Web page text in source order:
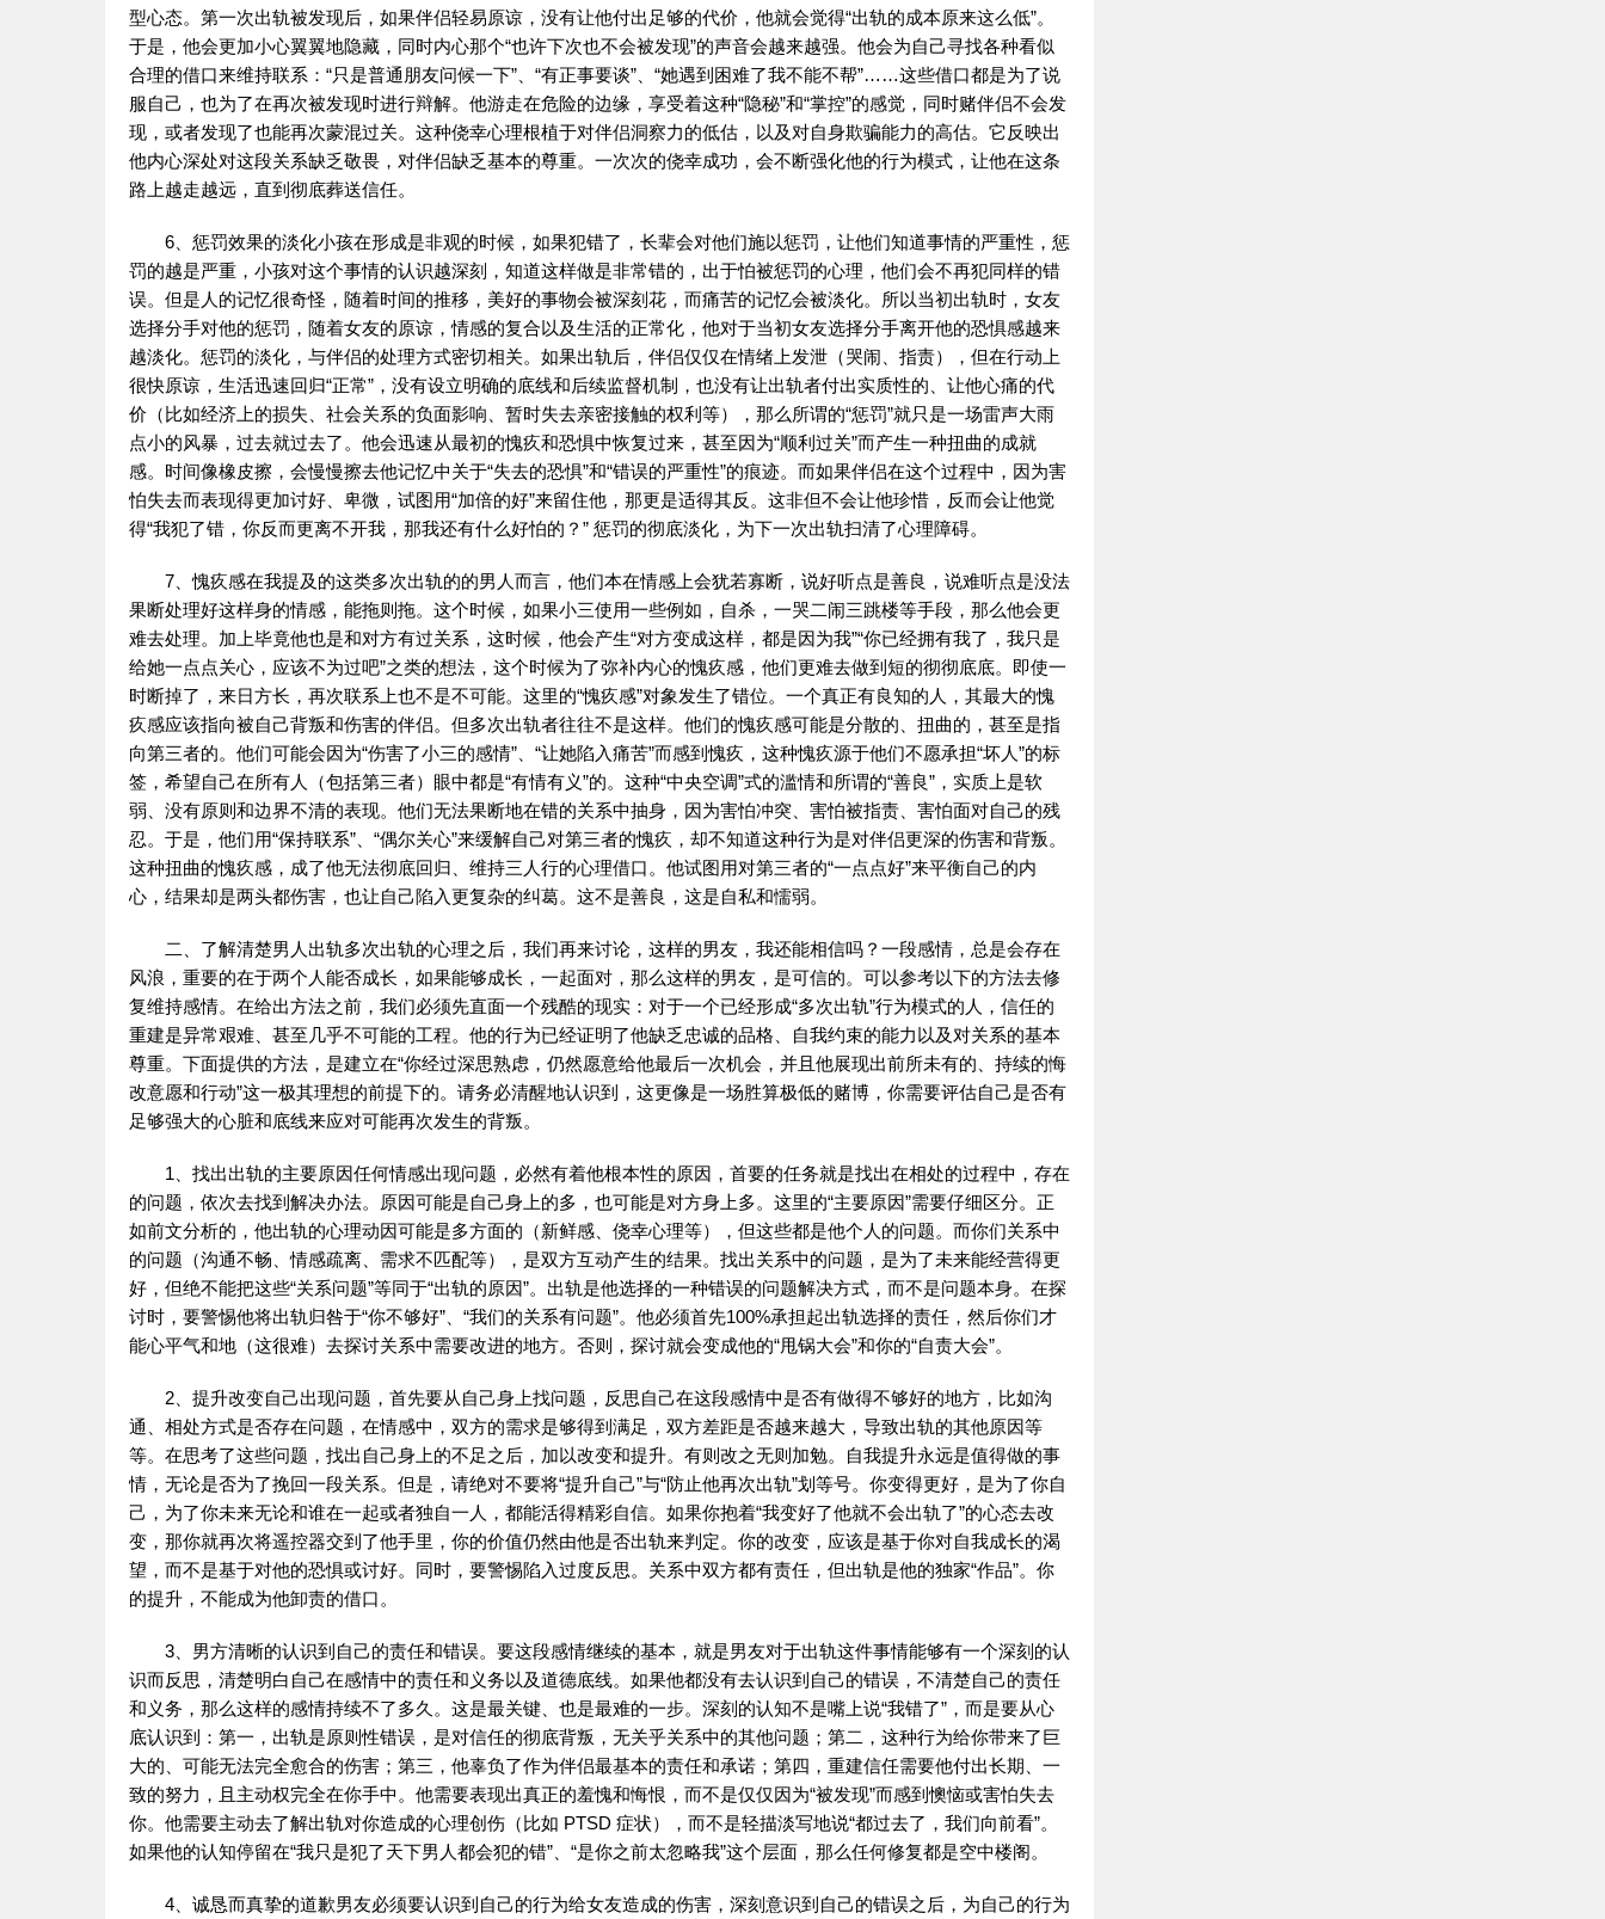
型心态。第一次出轨被发现后，如果伴侣轻易原谅，没有让他付出足够的代价，他就会觉得“出轨的成本原来这么低”。
于是，他会更加小心翼翼地隐藏，同时内心那个“也许下次也不会被发现”的声音会越来越强。他会为自己寻找各种看似
合理的借口来维持联系：“只是普通朋友问候一下”、“有正事要谈”、“她遇到困难了我不能不帮”……这些借口都是为了说
服自己，也为了在再次被发现时进行辩解。他游走在危险的边缘，享受着这种“隐秘”和“掌控”的感觉，同时赌伴侣不会发
现，或者发现了也能再次蒙混过关。这种侥幸心理根植于对伴侣洞察力的低估，以及对自身欺骗能力的高估。它反映出
他内心深处对这段关系缺乏敬畏，对伴侣缺乏基本的尊重。一次次的侥幸成功，会不断强化他的行为模式，让他在这条
路上越走越远，直到彻底葬送信任。
6、惩罚效果的淡化小孩在形成是非观的时候，如果犯错了，长辈会对他们施以惩罚，让他们知道事情的严重性，惩
罚的越是严重，小孩对这个事情的认识越深刻，知道这样做是非常错的，出于怕被惩罚的心理，他们会不再犯同样的错
误。但是人的记忆很奇怪，随着时间的推移，美好的事物会被深刻花，而痛苦的记忆会被淡化。所以当初出轨时，女友
选择分手对他的惩罚，随着女友的原谅，情感的复合以及生活的正常化，他对于当初女友选择分手离开他的恐惧感越来
越淡化。惩罚的淡化，与伴侣的处理方式密切相关。如果出轨后，伴侣仅仅在情绪上发泄（哭闹、指责），但在行动上
很快原谅，生活迅速回归“正常”，没有设立明确的底线和后续监督机制，也没有让出轨者付出实质性的、让他心痛的代
价（比如经济上的损失、社会关系的负面影响、暂时失去亲密接触的权利等），那么所谓的“惩罚”就只是一场雷声大雨
点小的风暴，过去就过去了。他会迅速从最初的愧疚和恐惧中恢复过来，甚至因为“顺利过关”而产生一种扭曲的成就
感。时间像橡皮擦，会慢慢擦去他记忆中关于“失去的恐惧”和“错误的严重性”的痕迹。而如果伴侣在这个过程中，因为害
怕失去而表现得更加讨好、卑微，试图用“加倍的好”来留住他，那更是适得其反。这非但不会让他珍惜，反而会让他觉
得“我犯了错，你反而更离不开我，那我还有什么好怕的？” 惩罚的彻底淡化，为下一次出轨扫清了心理障碍。
7、愧疚感在我提及的这类多次出轨的的男人而言，他们本在情感上会犹若寡断，说好听点是善良，说难听点是没法
果断处理好这样身的情感，能拖则拖。这个时候，如果小三使用一些例如，自杀，一哭二闹三跳楼等手段，那么他会更
难去处理。加上毕竟他也是和对方有过关系，这时候，他会产生“对方变成这样，都是因为我”“你已经拥有我了，我只是
给她一点点关心，应该不为过吧”之类的想法，这个时候为了弥补内心的愧疚感，他们更难去做到短的彻彻底底。即使一
时断掉了，来日方长，再次联系上也不是不可能。这里的“愧疚感”对象发生了错位。一个真正有良知的人，其最大的愧
疚感应该指向被自己背叛和伤害的伴侣。但多次出轨者往往不是这样。他们的愧疚感可能是分散的、扭曲的，甚至是指
向第三者的。他们可能会因为“伤害了小三的感情”、“让她陷入痛苦”而感到愧疚，这种愧疚源于他们不愿承担“坏人”的标
签，希望自己在所有人（包括第三者）眼中都是“有情有义”的。这种“中央空调”式的滥情和所谓的“善良”，实质上是软
弱、没有原则和边界不清的表现。他们无法果断地在错的关系中抽身，因为害怕冲突、害怕被指责、害怕面对自己的残
忍。于是，他们用“保持联系”、“偶尔关心”来缓解自己对第三者的愧疚，却不知道这种行为是对伴侣更深的伤害和背叛。
这种扭曲的愧疚感，成了他无法彻底回归、维持三人行的心理借口。他试图用对第三者的“一点点好”来平衡自己的内
心，结果却是两头都伤害，也让自己陷入更复杂的纠葛。这不是善良，这是自私和懦弱。
二、了解清楚男人出轨多次出轨的心理之后，我们再来讨论，这样的男友，我还能相信吗？一段感情，总是会存在
风浪，重要的在于两个人能否成长，如果能够成长，一起面对，那么这样的男友，是可信的。可以参考以下的方法去修
复维持感情。在给出方法之前，我们必须先直面一个残酷的现实：对于一个已经形成“多次出轨”行为模式的人，信任的
重建是异常艰难、甚至几乎不可能的工程。他的行为已经证明了他缺乏忠诚的品格、自我约束的能力以及对关系的基本
尊重。下面提供的方法，是建立在“你经过深思熟虑，仍然愿意给他最后一次机会，并且他展现出前所未有的、持续的悔
改意愿和行动”这一极其理想的前提下的。请务必清醒地认识到，这更像是一场胜算极低的赌博，你需要评估自己是否有
足够强大的心脏和底线来应对可能再次发生的背叛。
1、找出出轨的主要原因任何情感出现问题，必然有着他根本性的原因，首要的任务就是找出在相处的过程中，存在
的问题，依次去找到解决办法。原因可能是自己身上的多，也可能是对方身上多。这里的“主要原因”需要仔细区分。正
如前文分析的，他出轨的心理动因可能是多方面的（新鲜感、侥幸心理等），但这些都是他个人的问题。而你们关系中
的问题（沟通不畅、情感疏离、需求不匹配等），是双方互动产生的结果。找出关系中的问题，是为了未来能经营得更
好，但绝不能把这些“关系问题”等同于“出轨的原因”。出轨是他选择的一种错误的问题解决方式，而不是问题本身。在探
讨时，要警惕他将出轨归咎于“你不够好”、“我们的关系有问题”。他必须首先100%承担起出轨选择的责任，然后你们才
能心平气和地（这很难）去探讨关系中需要改进的地方。否则，探讨就会变成他的“甩锅大会”和你的“自责大会”。
2、提升改变自己出现问题，首先要从自己身上找问题，反思自己在这段感情中是否有做得不够好的地方，比如沟
通、相处方式是否存在问题，在情感中，双方的需求是够得到满足，双方差距是否越来越大，导致出轨的其他原因等
等。在思考了这些问题，找出自己身上的不足之后，加以改变和提升。有则改之无则加勉。自我提升永远是值得做的事
情，无论是否为了挽回一段关系。但是，请绝对不要将“提升自己”与“防止他再次出轨”划等号。你变得更好，是为了你自
己，为了你未来无论和谁在一起或者独自一人，都能活得精彩自信。如果你抱着“我变好了他就不会出轨了”的心态去改
变，那你就再次将遥控器交到了他手里，你的价值仍然由他是否出轨来判定。你的改变，应该是基于你对自我成长的渴
望，而不是基于对他的恐惧或讨好。同时，要警惕陷入过度反思。关系中双方都有责任，但出轨是他的独家“作品”。你
的提升，不能成为他卸责的借口。
3、男方清晰的认识到自己的责任和错误。要这段感情继续的基本，就是男友对于出轨这件事情能够有一个深刻的认
识而反思，清楚明白自己在感情中的责任和义务以及道德底线。如果他都没有去认识到自己的错误，不清楚自己的责任
和义务，那么这样的感情持续不了多久。这是最关键、也是最难的一步。深刻的认知不是嘴上说“我错了”，而是要从心
底认识到：第一，出轨是原则性错误，是对信任的彻底背叛，无关乎关系中的其他问题；第二，这种行为给你带来了巨
大的、可能无法完全愈合的伤害；第三，他辜负了作为伴侣最基本的责任和承诺；第四，重建信任需要他付出长期、一
致的努力，且主动权完全在你手中。他需要表现出真正的羞愧和悔恨，而不是仅仅因为“被发现”而感到懊恼或害怕失去
你。他需要主动去了解出轨对你造成的心理创伤（比如 PTSD 症状），而不是轻描淡写地说“都过去了，我们向前看”。
如果他的认知停留在“我只是犯了天下男人都会犯的错”、“是你之前太忽略我”这个层面，那么任何修复都是空中楼阁。
4、诚恳而真挚的道歉男友必须要认识到自己的行为给女友造成的伤害，深刻意识到自己的错误之后，为自己的行为